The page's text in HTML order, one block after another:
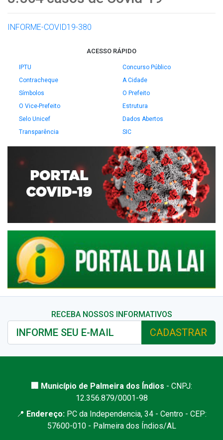
INFORME-COVID19-380
ACESSO RÁPIDO
IPTU
Concurso Público
Contracheque
A Cidade
Símbolos
O Prefeito
O Vice-Prefeito
Estrutura
Selo Unicef
Dados Abertos
Transparência
SIC
RECEBA NOSSOS INFORMATIVOS
CADASTRAR
🏢 Município de Palmeira dos Índios - CNPJ:
12.356.879/0001-98
📍 Endereço: PC da Independencia, 34 - Centro - CEP:
57600-010 - Palmeira dos Índios/AL